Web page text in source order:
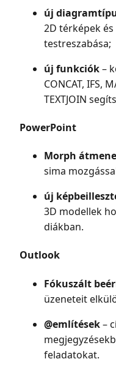
új
2D térképek
testreszabása;
új funkciók–
CONCAT, IFS,
TEXTJOIN
PowerPoint
Morph
sima
új
3D modellek
diákban.
Outlook
Fókuszált
üzeneteit
@említések–
feladatokat.